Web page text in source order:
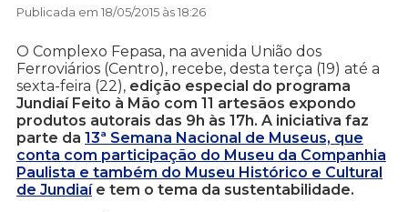
Publicada em 18/05/2015 às 18:26
O Complexo Fepasa, na avenida União dos
Ferroviários (Centro), recebe, desta terça (19) até a
sexta-feira (22), edição especial do programa
Jundiaí Feito à Mão com 11 artesãos expondo
produtos autorais das 9h às 17h. A iniciativa faz
parte da 13ª Semana Nacional de Museus, que
conta com participação do Museu da Companhia
Paulista e também do Museu Histórico e Cultural
de Jundiaíe tem o tema da sustentabilidade.